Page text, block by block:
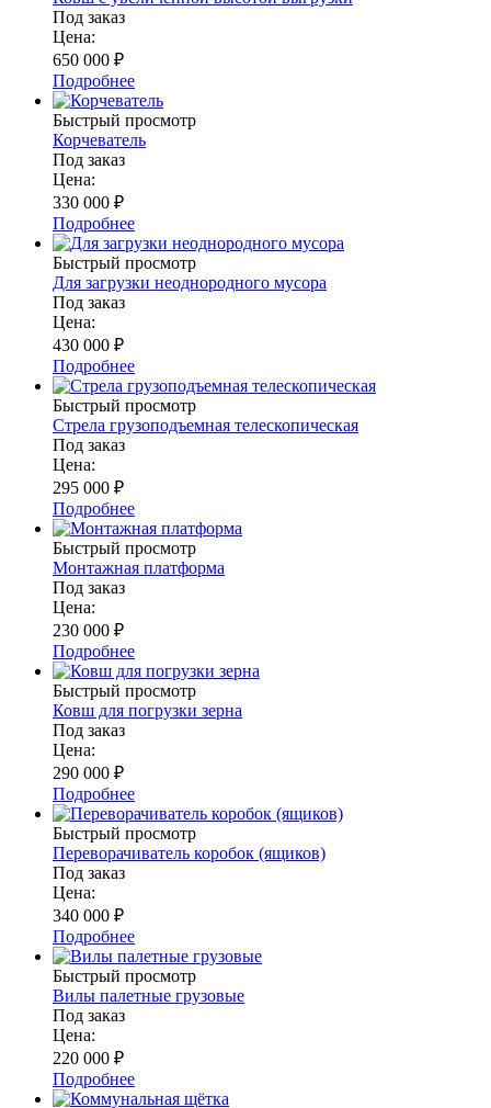
Под заказ
Цена:
650 000 ₽
Подробнее
Быстрый просмотр
Корчеватель
Под заказ
Цена:
330 000 ₽
Подробнее
Быстрый просмотр
Для загрузки неоднородного мусора
Под заказ
Цена:
430 000 ₽
Подробнее
Быстрый просмотр
Стрела грузоподъемная телескопическая
Под заказ
Цена:
295 000 ₽
Подробнее
Быстрый просмотр
Монтажная платформа
Под заказ
Цена:
230 000 ₽
Подробнее
Быстрый просмотр
Ковш для погрузки зерна
Под заказ
Цена:
290 000 ₽
Подробнее
Быстрый просмотр
Переворачиватель коробок (ящиков)
Под заказ
Цена:
340 000 ₽
Подробнее
Быстрый просмотр
Вилы палетные грузовые
Под заказ
Цена:
220 000 ₽
Подробнее